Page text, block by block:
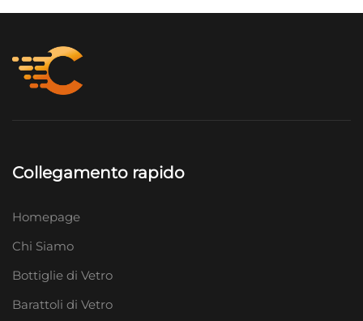
Collegamento rapido
Homepage
Chi Siamo
Bottiglie di Vetro
Barattoli di Vetro